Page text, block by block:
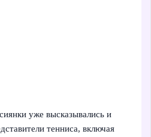
уже высказывались и
тенниса, включая